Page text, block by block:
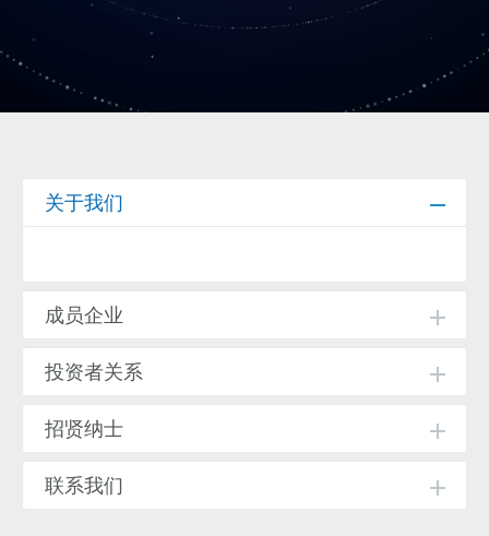
关于我们
成员企业
投资者关系
招贤纳士
联系我们